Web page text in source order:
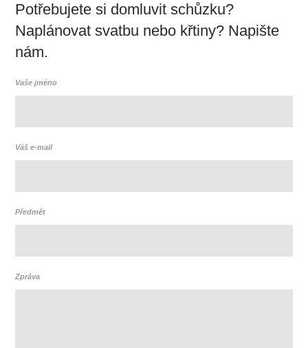
Potřebujete si domluvit schůzku?
Naplánovat svatbu nebo křtiny? Napište
nám.
Vaše jméno
Váš e-mail
Předmět
Zpráva